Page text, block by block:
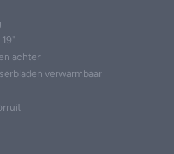
achter
verwarmbaar